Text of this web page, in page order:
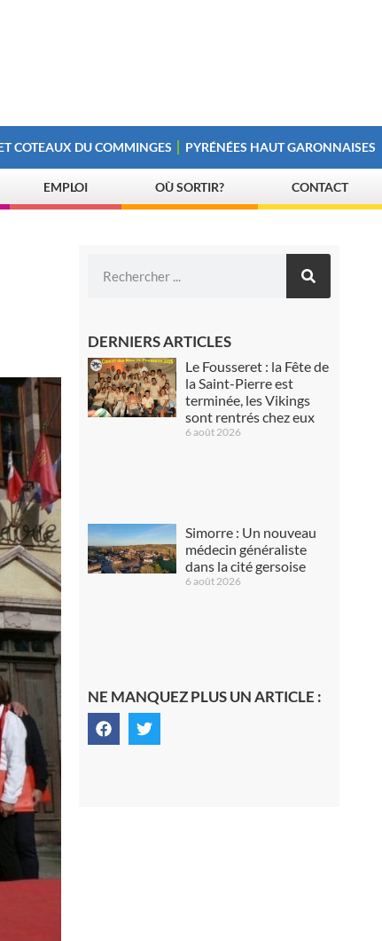
COTEAUX DU COMMINGES PYRÉNÉES HAUT GARONNAISES
EMPLOI OÙ SORTIR? CONTACT
DERNIERS ARTICLES
Le Fousseret : la Fête de
la Saint-Pierre est
terminée, les Vikings
sont rentrés chez eux
6 août 2026
Simorre : Un nouveau
médecin généraliste
dans la cité gersoise
6 août 2026
NE MANQUEZ PLUS UN ARTICLE :